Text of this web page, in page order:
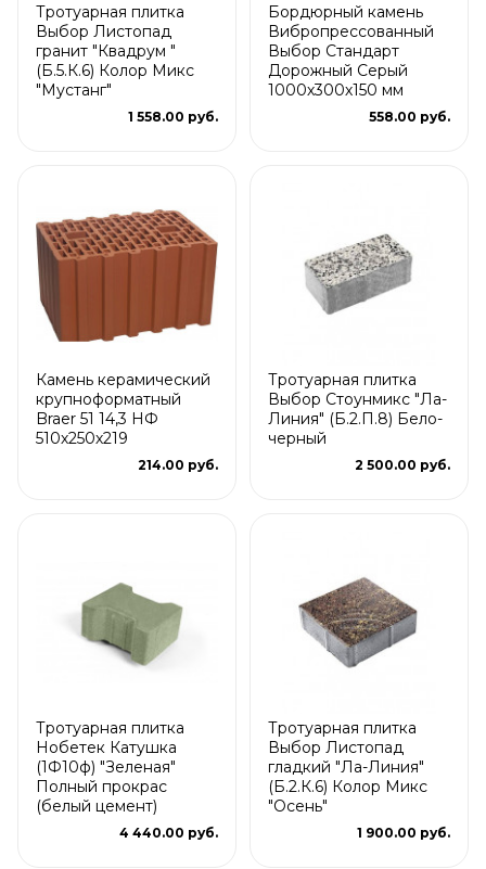
Тротуарная плитка
Выбор Листопад
гранит "Квадрум "
(Б.5.К.6) Колор Микс
"Мустанг"
1 558.00 руб.
Бордюрный камень
Вибропрессованный
Выбор Стандарт
Дорожный Серый
1000х300х150 мм
558.00 руб.
Камень керамический
крупноформатный
Braer 51 14,3 НФ
510х250х219
214.00 руб.
Тротуарная плитка
Выбор Стоунмикс "Ла-
Линия" (Б.2.П.8) Бело-
черный
2 500.00 руб.
Тротуарная плитка
Нобетек Катушка
(1Ф10ф) "Зеленая"
Полный прокрас
(белый цемент)
4 440.00 руб.
Тротуарная плитка
Выбор Листопад
гладкий "Ла-Линия"
(Б.2.К.6) Колор Микс
"Осень"
1 900.00 руб.